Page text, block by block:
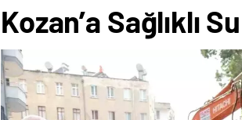
Kozan’a Sağlıklı